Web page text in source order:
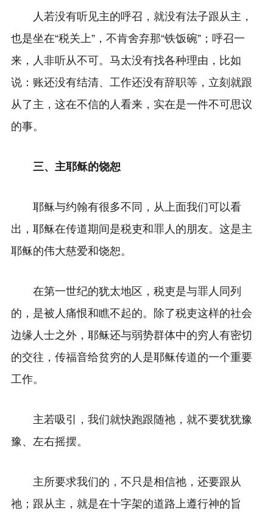
人若没有听见主的呼召，就没有法子跟从主，
也是坐在“税关上”，不肯舍弃那“铁饭碗”；呼召一
来，人非听从不可。马太没有找各种理由，比如
说：账还没有结清、工作还没有辞职等，立刻就跟
从了主，这在不信的人看来，实在是一件不可思议
的事。
三、主耶稣的饶恕
耶稣与约翰有很多不同，从上面我们可以看
出，耶稣在传道期间是税吏和罪人的朋友。 这是主
耶稣的伟大慈爱和饶恕。
在第一世纪的犹太地区，税吏是与罪人同列
的，是被人痛恨和瞧不起的。除了税吏这样的社会
边缘人士之外，耶稣还与弱势群体中的穷人有密切
的交往，传福音给贫穷的人是耶稣传道的一个重要
工作。
主若吸引，我们就快跑跟随祂，就不要犹犹豫
豫、左右摇摆。
主所要求我们的，不只是相信祂，还要跟从
祂；跟从主，就是在十字架的道路上遵行神的旨